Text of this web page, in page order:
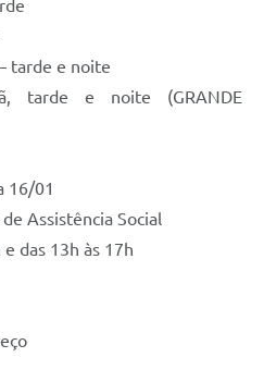
tarde e noite
tarde e noite (GRANDE
16/01
Assistência Social
das 13h às 17h